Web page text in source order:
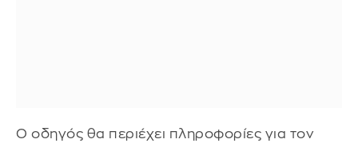
Ο οδηγός θα περιέχει πληροφορίες για τον